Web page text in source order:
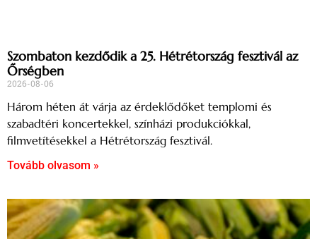
Szombaton kezdődik a 25. Hétrétország fesztivál az
Őrségben
2026-08-06
Három héten át várja az érdeklődőket templomi és
szabadtéri koncertekkel, színházi produkciókkal,
filmvetítésekkel a Hétrétország fesztivál.
Tovább olvasom »